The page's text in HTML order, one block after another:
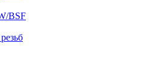
BSF